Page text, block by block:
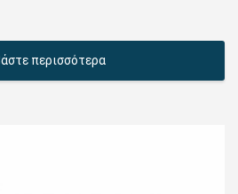
περισσότερα